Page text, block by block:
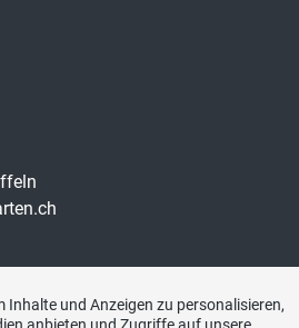
Inhalte und Anzeigen zu personalisieren,